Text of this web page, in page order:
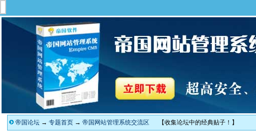
帝国论坛→ 专题首页→ 帝国网站管理系统交流区 【收集论坛中的经典贴子！】